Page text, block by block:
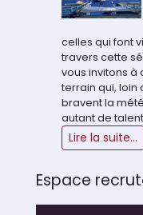
celles qui font
travers cette
vous invitons
terrain qui, loin
bravent la
autant de
Lire la suite...
Espace